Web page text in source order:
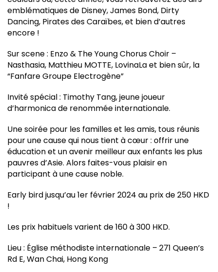
emblématiques de Disney, James Bond, Dirty
Dancing, Pirates des Caraïbes, et bien d’autres
encore !
Sur scene : Enzo & The Young Chorus Choir –
Nasthasia, Matthieu MOTTE, LovinaLa et bien sûr, la
“Fanfare Groupe Electrogène”
Invité spécial : Timothy Tang, jeune joueur
d’harmonica de renommée internationale.
Une soirée pour les familles et les amis, tous réunis
pour une cause qui nous tient à cœur : offrir une
éducation et un avenir meilleur aux enfants les plus
pauvres d’Asie. Alors faites-vous plaisir en
participant à une cause noble.
Early bird jusqu’au 1er février 2024 au prix de 250 HKD
!
Les prix habituels varient de 160 à 300 HKD.
Lieu : Église méthodiste internationale – 271 Queen’s
Rd E, Wan Chai, Hong Kong